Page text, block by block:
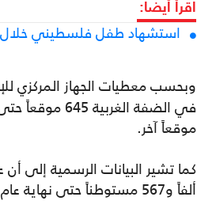
اقرأ أيضا:
استشهاد طفل فلسطيني خلال
وبحسب معطيات الجهاز المركزي
موقعاً آخر.
ألفاً و567 مستوطناً حتى نهاية عام 2024، يتركز نحو 42.8 بالمئة منهم في محافظة القدس.